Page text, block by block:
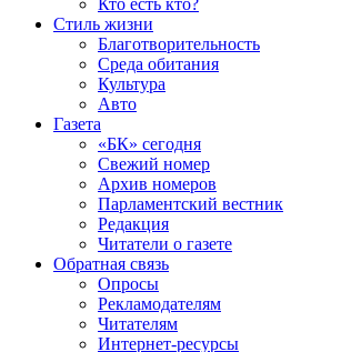
Кто есть кто?
Стиль жизни
Благотворительность
Среда обитания
Культура
Авто
Газета
«БК» сегодня
Свежий номер
Архив номеров
Парламентский вестник
Редакция
Читатели о газете
Обратная связь
Опросы
Рекламодателям
Читателям
Интернет-ресурсы